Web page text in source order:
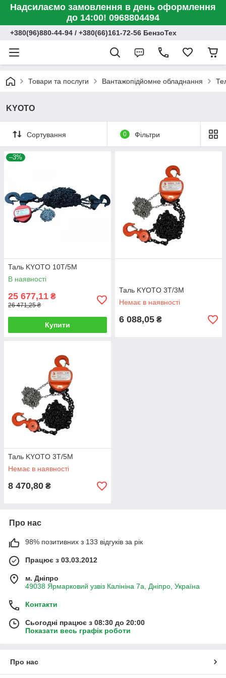
Надсилаємо замовлення в день оформлення
до 14:00! 0968804494
+380(96)880-44-94 / +380(66)161-72-56 БензоТех
Товари та послуги Вантажопідйомне обладнання
KYOTO
Сортування 0 Фільтри
–3%
Таль KYOTO 10Т/5М
В наявності
25 677,11 ₴
26 471,25 ₴
Купити
Таль KYOTO 3Т/3М
Немає в наявності
6 088,05 ₴
Таль KYOTO 3Т/5М
Немає в наявності
8 470,80 ₴
Про нас
98% позитивних з 133 відгуків за рік
Працює з 03.03.2012
м. Дніпро
49038 Ярмарковий узвіз Калініна 7а, Дніпро, Україна
Контакти
Сьогодні працює з 08:30 до 20:00
Показати весь графік роботи
Про нас